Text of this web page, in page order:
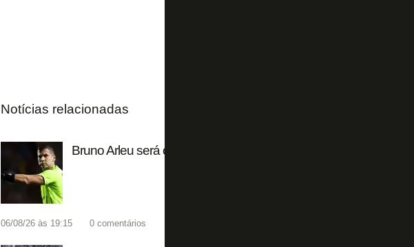
Notícias relacionadas
Bruno Arleu será o árbitro de Botafogo x Fluminense pelo
06/08/26 às 19:15 0 comentários